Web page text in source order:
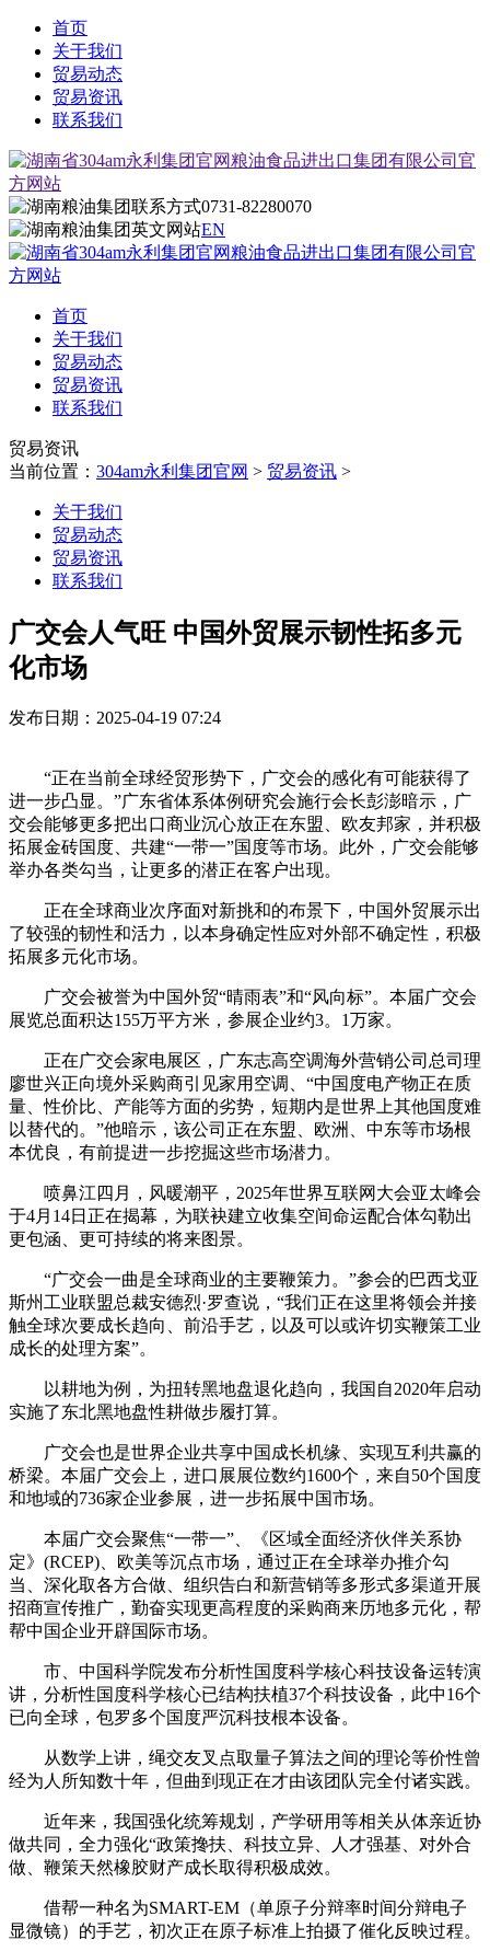
首页
关于我们
贸易动态
贸易资讯
联系我们
0731-82280070
EN
首页
关于我们
贸易动态
贸易资讯
联系我们
贸易资讯
当前位置： 304am永利集团官网 > 贸易资讯 >
关于我们
贸易动态
贸易资讯
联系我们
广交会人气旺 中国外贸展示韧性拓多元
化市场
发布日期：2025-04-19 07:24
“正在当前全球经贸形势下，广交会的感化有可能获得了
进一步凸显。”广东省体系体例研究会施行会长彭澎暗示，广
交会能够更多把出口商业沉心放正在东盟、欧友邦家，并积极
拓展金砖国度、共建“一带一”国度等市场。此外，广交会能够
举办各类勾当，让更多的潜正在客户出现。
正在全球商业次序面对新挑和的布景下，中国外贸展示出
了较强的韧性和活力，以本身确定性应对外部不确定性，积极
拓展多元化市场。
广交会被誉为中国外贸“晴雨表”和“风向标”。本届广交会
展览总面积达155万平方米，参展企业约3。1万家。
正在广交会家电展区，广东志高空调海外营销公司总司理
廖世兴正向境外采购商引见家用空调、“中国度电产物正在质
量、性价比、产能等方面的劣势，短期内是世界上其他国度难
以替代的。”他暗示，该公司正在东盟、欧洲、中东等市场根
本优良，有前提进一步挖掘这些市场潜力。
喷鼻江四月，风暖潮平，2025年世界互联网大会亚太峰会
于4月14日正在揭幕，为联袂建立收集空间命运配合体勾勒出
更包涵、更可持续的将来图景。
“广交会一曲是全球商业的主要鞭策力。”参会的巴西戈亚
斯州工业联盟总裁安德烈·罗查说，“我们正在这里将领会并接
触全球次要成长趋向、前沿手艺，以及可以或许切实鞭策工业
成长的处理方案”。
以耕地为例，为扭转黑地盘退化趋向，我国自2020年启动
实施了东北黑地盘性耕做步履打算。
广交会也是世界企业共享中国成长机缘、实现互利共赢的
桥梁。本届广交会上，进口展展位数约1600个，来自50个国度
和地域的736家企业参展，进一步拓展中国市场。
本届广交会聚焦“一带一”、《区域全面经济伙伴关系协
定》(RCEP)、欧美等沉点市场，通过正在全球举办推介勾
当、深化取各方合做、组织告白和新营销等多形式多渠道开展
招商宣传推广，勤奋实现更高程度的采购商来历地多元化，帮
帮中国企业开辟国际市场。
市、中国科学院发布分析性国度科学核心科技设备运转演
讲，分析性国度科学核心已结构扶植37个科技设备，此中16个
已向全球，包罗多个国度严沉科技根本设备。
从数学上讲，绳交友叉点取量子算法之间的理论等价性曾
经为人所知数十年，但曲到现正在才由该团队完全付诸实践。
近年来，我国强化统筹规划，产学研用等相关从体亲近协
做共同，全力强化“政策搀扶、科技立异、人才强基、对外合
做、鞭策天然橡胶财产成长取得积极成效。
借帮一种名为SMART-EM（单原子分辩率时间分辩电子
显微镜）的手艺，初次正在原子标准上拍摄了催化反映过程。